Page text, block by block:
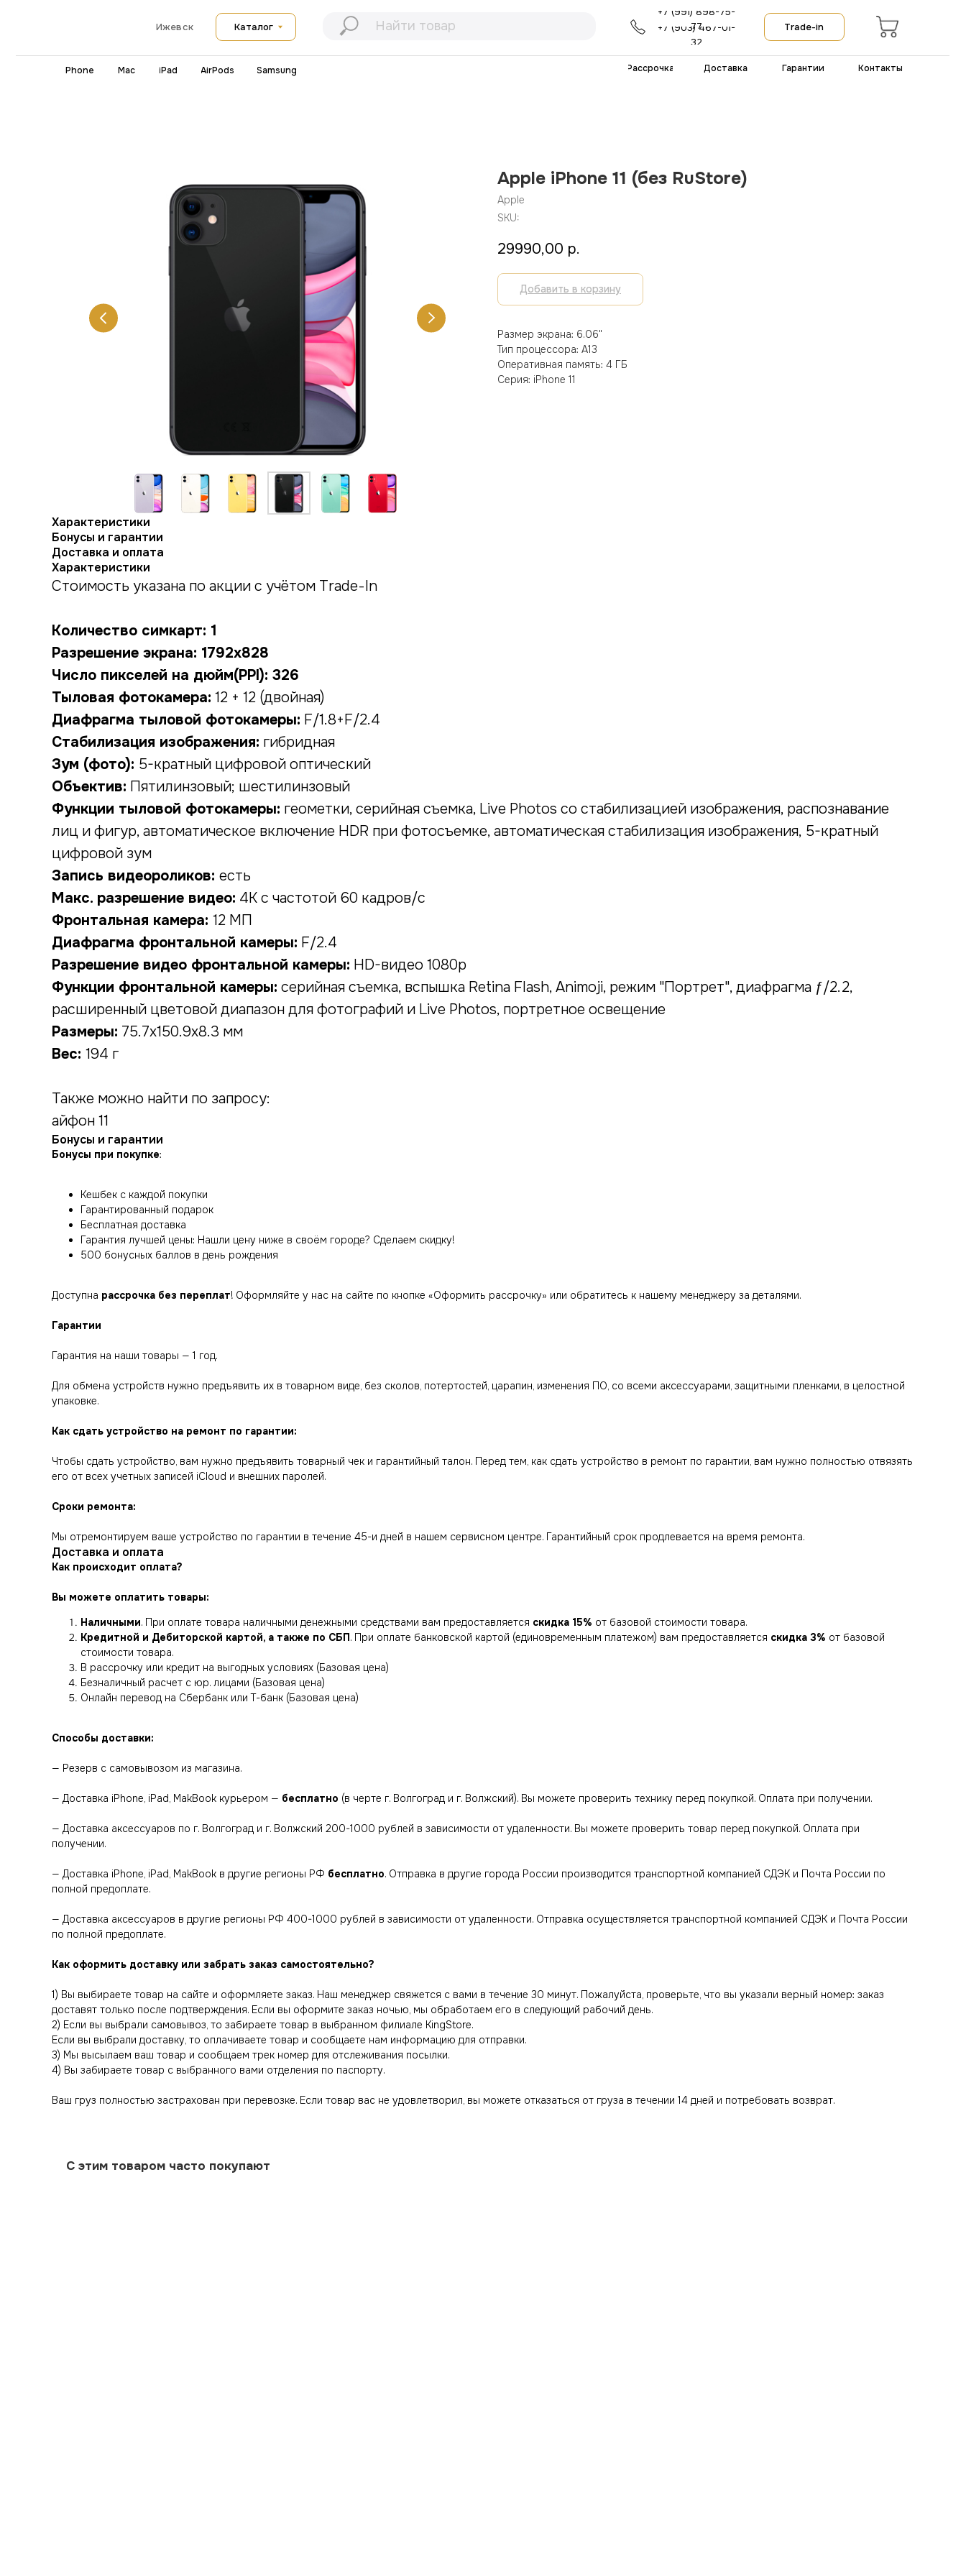
Trade-in
Каталог
Ижевск +7 (903) 467-01-
Apple iPhone 11 (без RuStore)
Apple
SKU:
29990,00 р.
Добавить в корзину
Размер экрана: 6.06"
Тип процессора: A13
Оперативная память: 4 ГБ
Серия: iPhone 11
Характеристики
Бонусы и гарантии
Доставка и оплата
Характеристики
Стоимость указана по акции с учётом Trade-In
Количество симкарт: 1
Разрешение экрана: 1792x828
Число пикселей на дюйм(PPI): 326
Тыловая фотокамера: 12 + 12 (двойная)
Диафрагма тыловой фотокамеры: F/1.8+F/2.4
Стабилизация изображения: гибридная
Зум (фото): 5-кратный цифровой оптический
Объектив: Пятилинзовый; шестилинзовый
Функции тыловой фотокамеры: геометки, серийная съемка, Live Photos со стабилизацией изображения, распознавание
лиц и фигур, автоматическое включение HDR при фотосъемке, автоматическая стабилизация изображения, 5-кратный
цифровой зум
Запись видеороликов: есть
Макс. разрешение видео: 4K с частотой 60 кадров/ с
Фронтальная камера: 12 МП
Диафрагма фронтальной камеры: F/2.4
Разрешение видео фронтальной камеры: HD-видео 1080p
Функции фронтальной камеры: серийная съемка, вспышка Retina Flash, Animoji, режим "Портрет", диафрагма ƒ/2.2,
расширенный цветовой диапазон для фотографий и Live Photos, портретное освещение
Размеры: 75.7x150.9x8.3 мм
Вес: 194 г
Также можно найти по запросу:
айфон 11
Бонусы и гарантии
Бонусы при покупке:
Кешбек с каждой покупки
Гарантированный подарок
Бесплатная доставка
Гарантия лучшей цены: Нашли цену ниже в своём городе? Сделаем скидку!
500 бонусных баллов в день рождения
Доступна рассрочка без переплат! Оформляйте у нас на сайте по кнопке «Оформить рассрочку» или обратитесь к нашему менеджеру за деталями.
Гарантии
Гарантия на наши товары — 1 год.
Для обмена устройств нужно предъявить их в товарном виде, без сколов, потертостей, царапин, изменения ПО, со всеми аксессуарами, защитными пленками, в целостной
упаковке.
Как сдать устройство на ремонт по гарантии:
Чтобы сдать устройство, вам нужно предъявить товарный чек и гарантийный талон. Перед тем, как сдать устройство в ремонт по гарантии, вам нужно полностью отвязять
его от всех учетных записей iCloud и внешних паролей.
Сроки ремонта:
Мы отремонтируем ваше устройство по гарантии в течение 45-и дней в нашем сервисном центре. Гарантийный срок продлевается на время ремонта.
Доставка и оплата
Как происходит оплата?
Вы можете оплатить товары:
Наличными. При оплате товара наличными денежными средствами вам предоставляется скидка 15% от базовой стоимости товара.
Кредитной и Дебиторской картой, а также по СБП. При оплате банковской картой (единовременным платежом) вам предоставляется скидка 3% от базовой
стоимости товара.
В рассрочку или кредит на выгодных условиях (Базовая цена)
Безналичный расчет с юр. лицами (Базовая цена)
Онлайн перевод на Сбербанк или Т-банк (Базовая цена)
Способы доставки:
— Резерв с самовывозом из магазина.
— Доставка iPhone, iPad, MakBook курьером — бесплатно (в черте г. Волгоград и г. Волжский). Вы можете проверить технику перед покупкой. Оплата при получении.
— Доставка аксессуаров по г. Волгоград и г. Волжский 200-1000 рублей в зависимости от удаленности. Вы можете проверить товар перед покупкой. Оплата при
получении.
— Доставка iPhone, iPad, MakBook в другие регионы РФ бесплатно. Отправка в другие города России производится транспортной компанией СДЭК и Почта России по
полной предоплате.
— Доставка аксессуаров в другие регионы РФ 400-1000 рублей в зависимости от удаленности. Отправка осуществляется транспортной компанией СДЭК и Почта России
по полной предоплате.
Как оформить доставку или забрать заказ самостоятельно?
1) Вы выбираете товар на сайте и оформляете заказ. Наш менеджер свяжется с вами в течение 30 минут. Пожалуйста, проверьте, что вы указали верный номер: заказ
доставят только после подтверждения. Если вы оформите заказ ночью, мы обработаем его в следующий рабочий день.
2) Если вы выбрали самовывоз, то забираете товар в выбранном филиале KingStore.
Если вы выбрали доставку, то оплачиваете товар и сообщаете нам информацию для отправки.
3) Мы высылаем ваш товар и сообщаем трек номер для отслеживания посылки.
4) Вы забираете товар с выбранного вами отделения по паспорту.
Ваш груз полностью застрахован при перевозке. Если товар вас не удовлетворил, вы можете отказаться от груза в течении 14 дней и потребовать возврат.
С этим товаром часто покупают